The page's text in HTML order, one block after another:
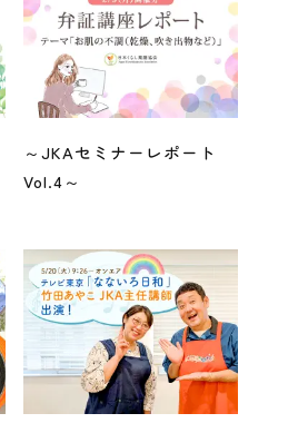
～JKAセミナーレポート
Vol.4～